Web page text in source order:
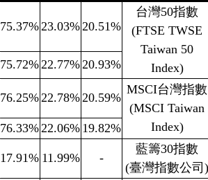
75.37% 23.03% 20.51%
台灣50指數
(FTSE TWSE
Taiwan 50
Index)
75.72% 22.77% 20.93%
76.25% 22.78% 20.59%
MSCI台灣指數
(MSCI Taiwan
Index)
76.33% 22.06% 19.82%
17.91% 11.99% -
藍籌30指數
(臺灣指數公司)